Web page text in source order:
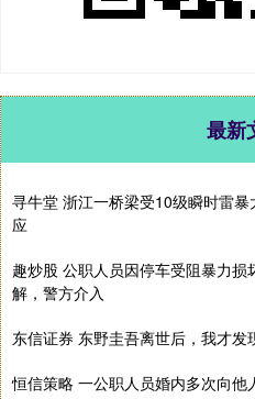
最新
寻牛堂 浙江一桥梁受10级瞬时雷
应
趣炒股 公职人员因停车受阻暴力
解，警方介入
东信证券 东野圭吾离世后，我才
恒信策略 一公职人员婚内多次向